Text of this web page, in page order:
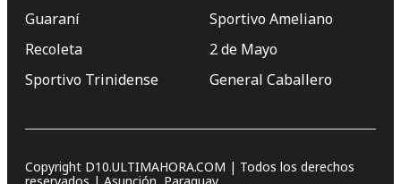
Guaraní
Recoleta
Sportivo Trinidense
Sportivo Ameliano
2 de Mayo
General Caballero
Copyright D10.ULTIMAHORA.COM | Todos los derechos